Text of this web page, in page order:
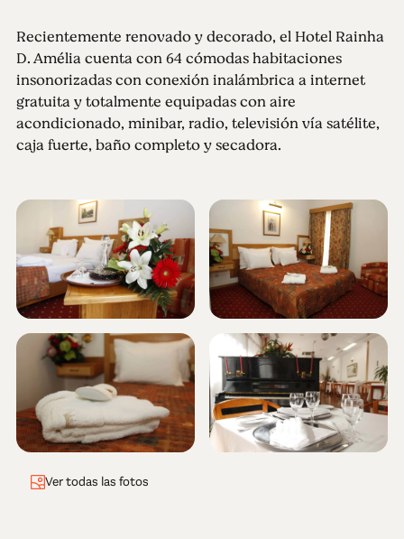
Recientemente renovado y decorado, el Hotel Rainha
D. Amélia cuenta con 64 cómodas habitaciones
insonorizadas con conexión inalámbrica a internet
gratuita y totalmente equipadas con aire
acondicionado, minibar, radio, televisión vía satélite,
caja fuerte, baño completo y secadora.
Ver todas las fotos